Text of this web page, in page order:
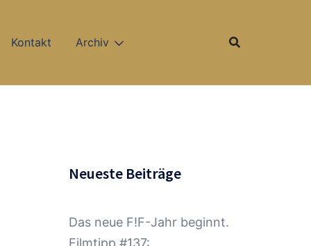
Kontakt Archiv
Neueste Beiträge
Das neue F!F-Jahr beginnt.
Filmtipp #137: